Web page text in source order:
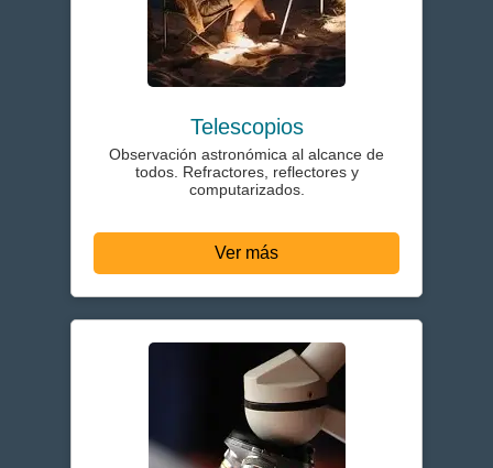
Telescopios
Observación astronómica al alcance de
todos. Refractores, reflectores y
computarizados.
Ver más